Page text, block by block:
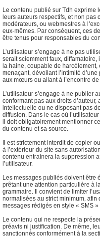
Le contenu publié sur Tdh exprime
leurs auteurs respectifs, et non pas
modérateurs, ou webmestres à
eux-mêmes. Par conséquent, ces
être tenus pour responsables du
L’utilisateur s’engage à ne pas
serait sciemment faux,
la haine, coupable de
menaçant, dévoilant l’intimité
aux mœurs ou allant à l’encontre
L’utilisateur s’engage à ne publier
conformant pas aux droits d’auteur,
intellectuelle ou ne disposant pas
diffusion. Dans le cas où
il doit obligatoirement mentionner
du contenu et sa source.
Il est strictement interdit de copier
à l’extérieur du site sans
contenu entrainera la suppression
l’utilisateur.
Les messages publiés doivent être
prêtant une attention particulière à
grammaire. Il convient de limiter
normalisées au strict minimum,
messages rédigés en style « SMS
Le contenu qui ne respecte la
préavis ni justification. De même,
sanctionnés conformément à la